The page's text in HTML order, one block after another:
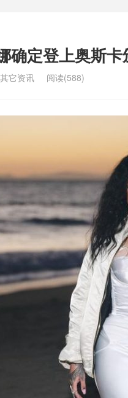
确定登上奥斯
其它资讯 阅读(588)